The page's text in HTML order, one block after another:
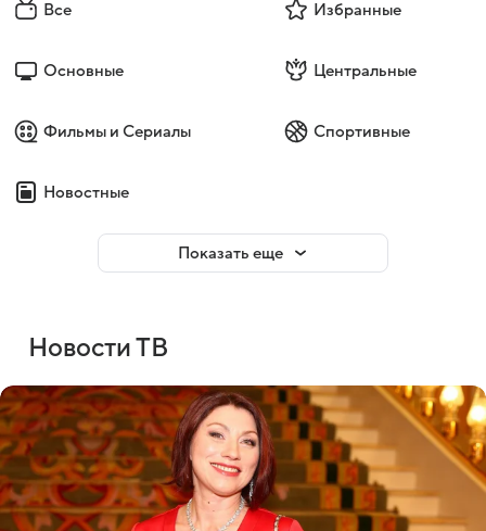
Все Избранные
Основные Центральные
Фильмы и Сериалы Спортивные
Новостные
Показать еще
Новости ТВ